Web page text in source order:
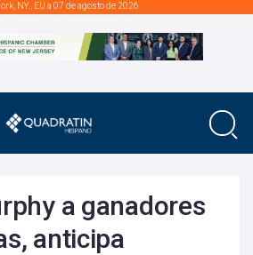
NY., EU a 07 de agosto de 2026
a ganadores
anticipa